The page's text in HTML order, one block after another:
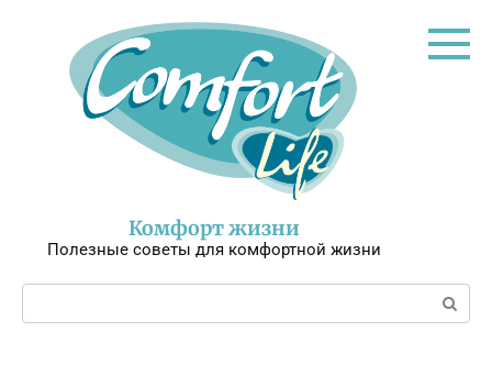
Комфорт жизни
Полезные советы для комфортной жизни
Поиск: